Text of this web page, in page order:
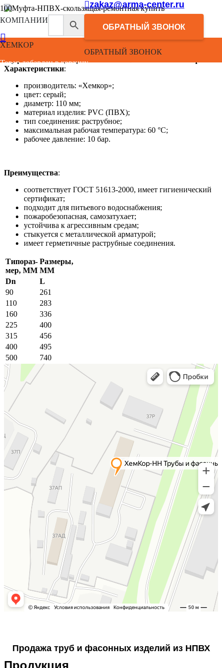
КОМПАНИИ
ХЕМКОР
zakaz@arma-center.ru
ОБРАТНЫЙ ЗВОНОК
ОБРАТНЫЙ ЗВОНОК
Товар добавлен в корзину.
SDR
Рабочее давление
МОР 1,0 МПа
Муфта скользящая ремонтная НПВХ 110 мм «Хемкор»
Характеристики:
производитель: «Хемкор»;
цвет: серый;
диаметр: 110 мм;
материал изделия: PVC (ПВХ);
тип соединения: раструбное;
максимальная рабочая температура: 60 °С;
рабочее давление: 10 бар.
Преимущества:
соответствует ГОСТ 51613-2000, имеет гигиенический
сертификат;
подходит для питьевого водоснабжения;
пожаробезопасная, самозатухает;
устойчива к агрессивным средам;
стыкуется с металлической арматурой;
имеет герметичные раструбные соединения.
Типораз­
мер, MM
Размеры,
MM
Dn
L
90
261
110
283
160
336
225
400
315
456
400
495
500
740
Продажа труб и фасонных изделий из НПВХ
Продукция